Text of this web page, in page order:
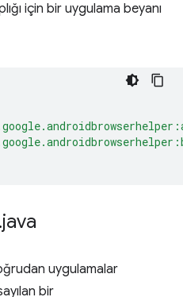
için bir uygulama beyanı
.java
uygulamalar
bir